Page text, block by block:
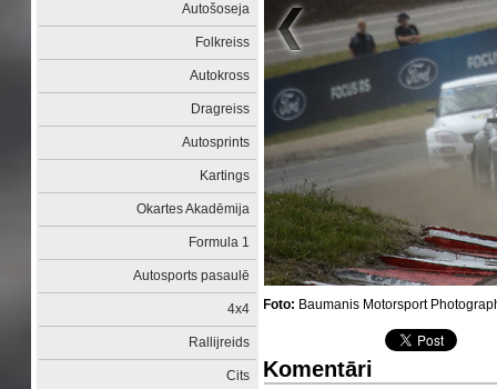
Autošoseja
Folkreiss
Autokross
Dragreiss
Autosprints
Kartings
Okartes Akadēmija
Formula 1
Autosports pasaulē
4x4
Rallijreids
Cits
Foto: Baumanis Motorsport
Komentāri